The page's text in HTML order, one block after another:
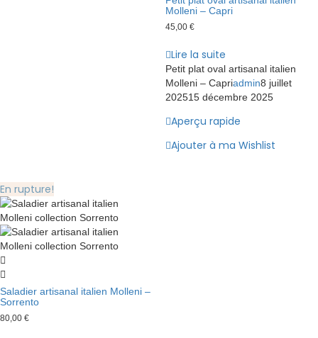
Molleni – Capri
45,00 €
Lire la suite
Petit plat oval artisanal italien
Molleni – Capriadmin8 juillet
202515 décembre 2025
Aperçu rapide
Ajouter à ma Wishlist
En rupture!
Saladier artisanal italien Molleni –
Sorrento
80,00 €